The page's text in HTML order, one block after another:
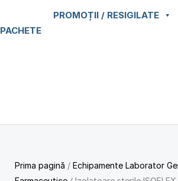
PACHETE
PROMOȚII / RESIGILATE
Prima pagină /Echipamente Laborator